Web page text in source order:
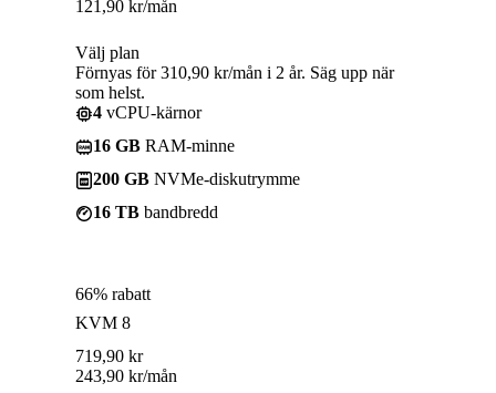
121,90 kr/mån
Välj plan
Förnyas för 310,90 kr/mån i 2 år. Säg upp när
som helst.
4 vCPU-kärnor
16 GB RAM-minne
200 GB NVMe-diskutrymme
16 TB bandbredd
66% rabatt
KVM 8
719,90 kr
243,90 kr/mån